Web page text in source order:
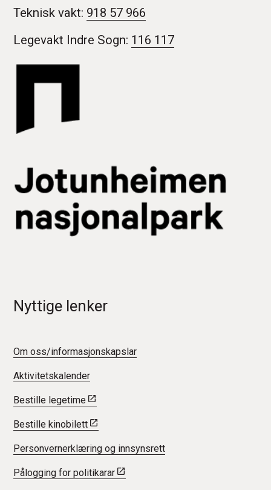
Teknisk vakt: 918 57 966
Legevakt Indre Sogn: 116 117
Nyttige lenker
Om oss/informasjonskapslar
Aktivitetskalender
Bestille legetime
Bestille kinobilett
Personvernerklæring og innsynsrett
Pålogging for politikarar